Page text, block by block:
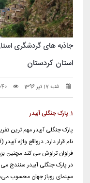
جاذبه های گردشگری
استان کردستان
شنبه 17 تیر 1396
1. پارک جنگلی آبیدر
پارک جنگلی آبیدر مهم ترین
نام قرار دارد. درواقع واژه
سینمای روباز جهان محسوب